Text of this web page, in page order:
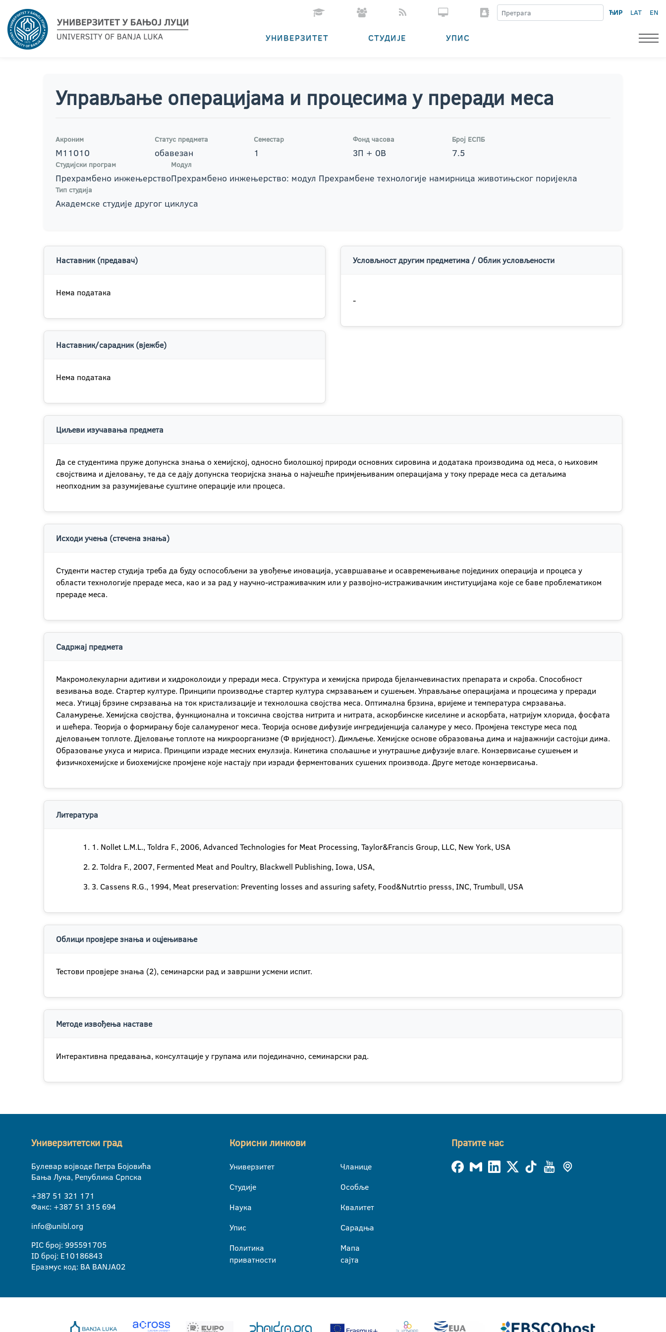
ЋИР LAT EN
УНИВЕРЗИТЕТ СТУДИЈЕ УПИС
Управљање операцијама и процесима у преради меса
Акроним
М11010
Статус предмета
обавезан
Семестар
1
Фонд часова
3П + 0В
Број ЕСПБ
7.5
Студијски програм
Прехрамбено инжењерство
Модул
Прехрамбено инжењерство: модул Прехрамбене технологије намирница животињског поријекла
Тип студија
Академске студије другог циклуса
Наставник (предавач)
Нема података
Наставник/сарадник (вјежбе)
Нема података
Условљност другим предметима / Облик условљености
-
Циљеви изучавања предмета
Да се студентима пруже допунска знања о хемијској, односно биолошкој природи основних сировина и додатака производима од меса, о њиховим
својствима и дјеловању, те да се дају допунска теоријска знања о најчешће примјењиваним операцијама у току прераде меса са детаљима
неопходним за разумијевање суштине операције или процеса.
Исходи учења (стечена знања)
Студенти мастер студија треба да буду оспособљени за увођење иновација, усавршавање и осавремењивање појединих операција и процеса у
области технологије прераде меса, као и за рад у научно-истраживачким или у развојно-истраживачким институцијама које се баве проблематиком
прераде меса.
Садржај предмета
Макромолекуларни адитиви и хидроколоиди у преради меса. Структура и хемијска природа бјеланчевинастих препарата и скроба. Способност
везивања воде. Стартер културе. Принципи производње стартер култура смрзавањем и сушењем. Управљање операцијама и процесима у преради
меса. Утицај брзине смрзавања на ток кристализације и технолошка својства меса. Оптимална брзина, вријеме и температура смрзавања.
Саламурење. Хемијска својства, функционална и токсична својства нитрита и нитрата, аскорбинске киселине и аскорбата, натријум хлорида, фосфата
и шећера. Теорија о формирању боје саламуреног меса. Теорија основе дифузије ингредијенција саламуре у месо. Промјена текстуре меса под
дјеловањем топлоте. Дјеловање топлоте на микроорганизме (Ф вриједност). Димљење. Хемијске основе образовања дима и најважнији састојци дима.
Образовање укуса и мириса. Принципи израде месних емулзија. Кинетика спољашње и унутрашње дифузије влаге. Конзервисање сушењем и
физичкохемијске и биохемијске промјене које настају при изради ферментованих сушених производа. Друге методе конзервисања.
Литература
1. Nollet L.M.L., Toldra F., 2006, Advanced Technologies for Meat Processing, Taylor&Francis Group, LLC, New York, USA
2. Toldra F., 2007, Fermented Meat and Poultry, Blackwell Publishing, Iowa, USA,
3. Cassens R.G., 1994, Meat preservation: Preventing losses and assuring safety, Food&Nutrtio presss, INC, Trumbull, USA
Облици провјере знања и оцјењивање
Тестови провјере знања (2), семинарски рад и завршни усмени испит.
Методе извођења наставе
Интерактивна предавања, консултације у групама или појединачно, семинарски рад.
Универзитетски град
Булевар војводе Петра Бојовића
Бања Лука, Република Српска
+387 51 321 171
Факс: +387 51 315 694
info@unibl.org
PIC број: 995591705
ID број: E10186843
Еразмус код: BA BANJA02
Корисни линкови
Универзитет
Студије
Наука
Упис
Политика
приватности
Чланице
Особље
Квалитет
Сарадња
Мапа
сајта
Пратите нас